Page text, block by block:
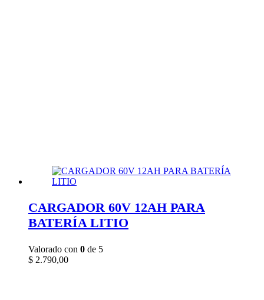
CARGADOR 60V 12AH PARA
BATERÍA LITIO
Valorado con 0 de 5
$ 2.790,00